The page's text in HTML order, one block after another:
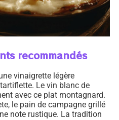
recommandés
vinaigrette légère
Le vin blanc de
avec ce plat montagnard.
le pain de campagne grillé
note rustique. La tradition